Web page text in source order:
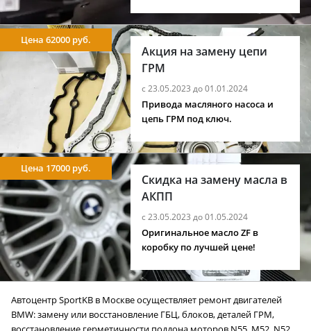
Акция на замену цепи
ГРМ
с 23.05.2023 до 01.01.2024
Цена 62000 руб.
Привода масляного насоса и
цепь ГРМ под ключ.
Скидка на замену масла в
АКПП
с 23.05.2023 до 01.05.2024
Цена 17000 руб.
Оригинальное масло ZF в
коробку по лучшей цене!
Автоцентр SportKB в Москве осуществляет ремонт двигателей
BMW: замену или восстановление ГБЦ, блоков, деталей ГРМ,